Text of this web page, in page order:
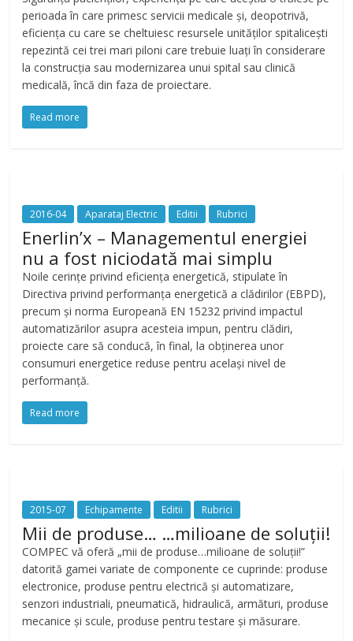
perioada în care primesc servicii medicale și, deopotrivă,
eficiența cu care se cheltuiesc resursele unităților spitalicești
repezintă cei trei mari piloni care trebuie luați în considerare
la construcția sau modernizarea unui spital sau clinică
medicală, încă din faza de proiectare.
Read more
2016-04 Aparataj Electric Editii Rubrici
Enerlin’x – Managementul energiei
nu a fost niciodată mai simplu
Noile cerințe privind eficiența energetică, stipulate în
Directiva privind performanța energetică a clădirilor (EBPD),
precum și norma Europeană EN 15232 privind impactul
automatizărilor asupra acesteia impun, pentru clădiri,
proiecte care să conducă, în final, la obținerea unor
consumuri energetice reduse pentru același nivel de
performanță.
Read more
2015-07 Echipamente Editii Rubrici
Mii de produse… …milioane de soluții!
COMPEC vă oferă „mii de produse…milioane de soluții!”
datorită gamei variate de componente ce cuprinde: produse
electronice, produse pentru electrică și automatizare,
senzori industriali, pneumatică, hidraulică, armături, produse
mecanice și scule, produse pentru testare și măsurare.